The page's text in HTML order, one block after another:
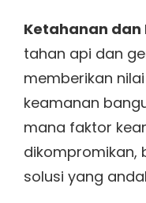
Ketahanan dan
tahan api dan
memberikan
keamanan
mana faktor
dikompromikan,
solusi yang